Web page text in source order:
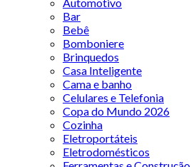
Bar
Bebê
Bomboniere
Brinquedos
Casa Inteligente
Cama e banho
Celulares e Telefonia
Copa do Mundo 2026
Cozinha
Eletroportáteis
Eletrodomésticos